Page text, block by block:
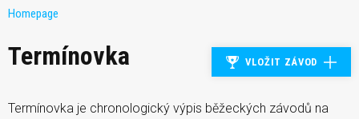
Homepage
Termínovka VLOŽIT ZÁVOD
Termínovka je chronologický výpis běžeckých závodů na